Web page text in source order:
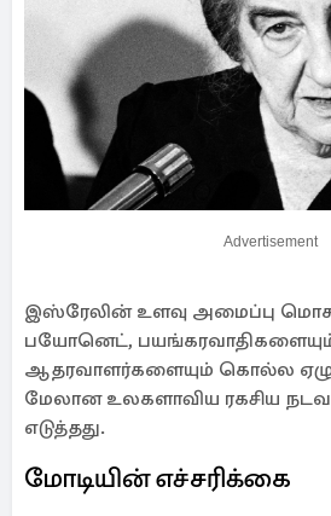
Advertisement
இஸ்ரேலின் உளவு அமைப்பு
பயோனெட்,
ஆதரவாளர்களையும் கொல்ல
மேலான உலகளாவிய ரகசிய
எடுத்தது.
மோடியின் எச்சரிக்கை